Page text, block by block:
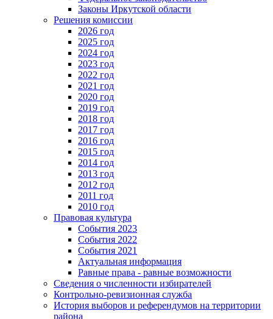
Законы Иркутской области
Решения комиссии
2026 год
2025 год
2024 год
2023 год
2022 год
2021 год
2020 год
2019 год
2018 год
2017 год
2016 год
2015 год
2014 год
2013 год
2012 год
2011 год
2010 год
Правовая культура
События 2023
События 2022
События 2021
Актуальная информация
Равные права - равные возможности
Сведения о численности избирателей
Контрольно-ревизионная служба
История выборов и референдумов на территории
района